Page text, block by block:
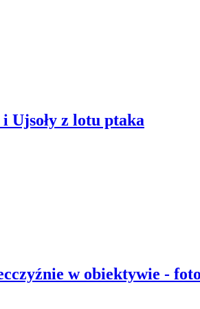
Ujsoły z lotu ptaka
w obiektywie -